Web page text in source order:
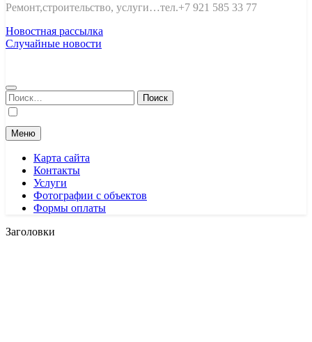
Ремонт,строительство, услуги…тел.+7 921 585 33 77
Новостная рассылка
Случайные новости
Найти:
Меню
Карта сайта
Контакты
Услуги
Фотографии с объектов
Формы оплаты
Заголовки